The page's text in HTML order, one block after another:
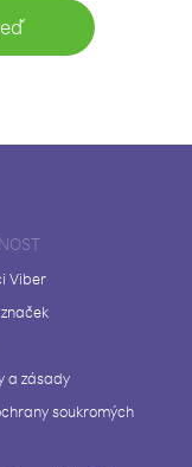
Viber
a zásady
soukromých